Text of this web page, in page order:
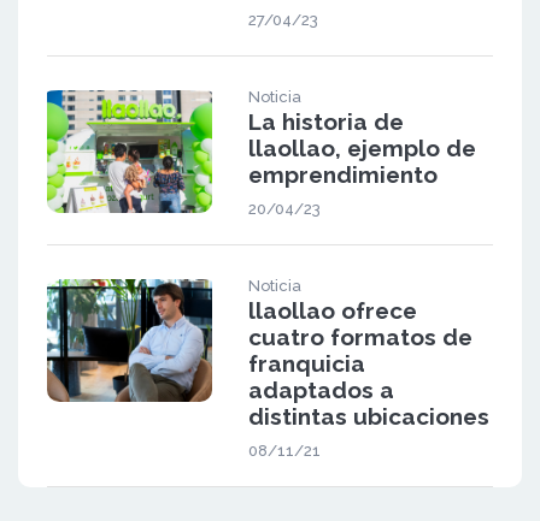
27/04/23
Noticia
La historia de
llaollao, ejemplo de
emprendimiento
20/04/23
Noticia
llaollao ofrece
cuatro formatos de
franquicia
adaptados a
distintas ubicaciones
08/11/21